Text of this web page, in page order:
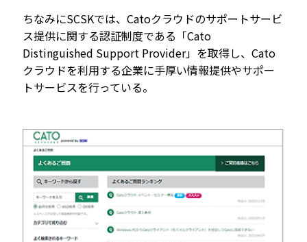
ちなみにSCSKでは、Catoクラウドのサポートサービ
ス提供に関する認証制度である「Cato
Distinguished Support Provider」を取得し、Cato
クラウドを利用する企業に手厚い情報提供やサポー
トサービスを行っている。